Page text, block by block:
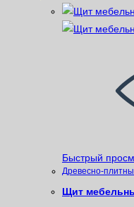
Быстрый
Древесно-
Щит